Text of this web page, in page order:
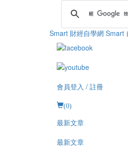
Smart 財經自學網 Smart
會員登入 / 註冊
(0)
最新文章
最新文章